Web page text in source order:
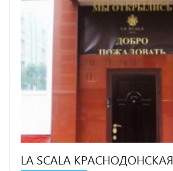
LA SCALA КРАСНОДОНСКАЯ